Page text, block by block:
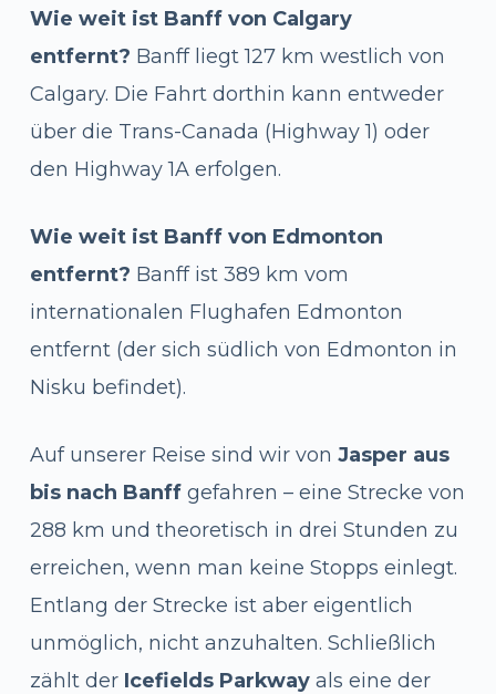
Wie weit ist Banff von Calgary
entfernt? Banff liegt 127 km westlich von
Calgary. Die Fahrt dorthin kann entweder
über die Trans-Canada (Highway 1) oder
den Highway 1A erfolgen.
Wie weit ist Banff von Edmonton
entfernt? Banff ist 389 km vom
internationalen Flughafen Edmonton
entfernt (der sich südlich von Edmonton in
Nisku befindet).
Auf unserer Reise sind wir von Jasper aus
bis nach Banff gefahren – eine Strecke von
288 km und theoretisch in drei Stunden zu
erreichen, wenn man keine Stopps einlegt.
Entlang der Strecke ist aber eigentlich
unmöglich, nicht anzuhalten. Schließlich
zählt der Icefields Parkwayals eine der